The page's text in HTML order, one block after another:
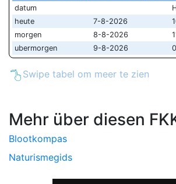
datum
heute
7-8-2026
morgen
8-8-2026
ubermorgen
9-8-2026
Swipe tabel om meer te zien
Mehr über diesen
Blootkompas
Naturismegids